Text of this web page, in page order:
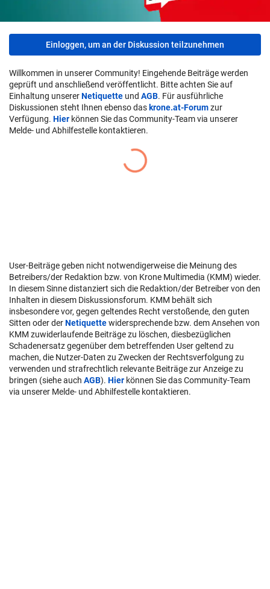
Einloggen, um an der Diskussion teilzunehmen
Willkommen in unserer Community! Eingehende Beiträge werden
geprüft und anschließend veröffentlicht. Bitte achten Sie auf
Einhaltung unsererNetiquette und AGB. Für ausführliche
Diskussionen steht Ihnen ebenso das krone.at-Forumzur
Verfügung. Hier können Sie das Community-Team via unserer
Melde- und Abhilfestelle kontaktieren.
User-Beiträge geben nicht notwendigerweise die Meinung des
Betreibers/der Redaktion bzw. von Krone Multimedia (KMM) wieder.
In diesem Sinne distanziert sich die Redaktion/der Betreiber von den
Inhalten in diesem Diskussionsforum. KMM behält sich
insbesondere vor, gegen geltendes Recht verstoßende, den guten
Sitten oder derNetiquettewidersprechende bzw. dem Ansehen von
KMM zuwiderlaufende Beiträge zu löschen, diesbezüglichen
Schadenersatz gegenüber dem betreffenden User geltend zu
machen, die Nutzer-Daten zu Zwecken der Rechtsverfolgung zu
verwenden und strafrechtlich relevante Beiträge zur Anzeige zu
bringen (siehe auch AGB). Hier können Sie das Community-Team
via unserer Melde- und Abhilfestelle kontaktieren.